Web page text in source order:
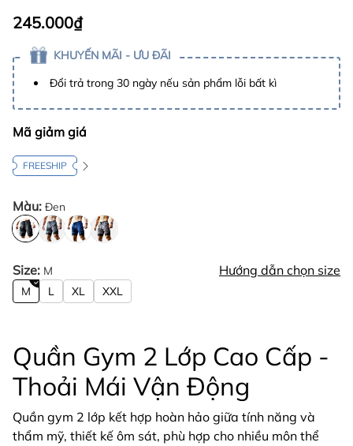
245.000₫
KHUYẾN MÃI - ƯU ĐÃI
Đổi trả trong 30 ngày nếu sản phẩm lỗi bất kì
Mã giảm giá
FREESHIP
Màu: Đen
Size: M Hướng dẫn chọn size
M L XL XXL
Quần Gym 2 Lớp Cao Cấp -
Thoải Mái Vận Động
Quần gym 2 lớp kết hợp hoàn hảo giữa tính năng và
thẩm mỹ, thiết kế ôm sát, phù hợp cho nhiều môn thể